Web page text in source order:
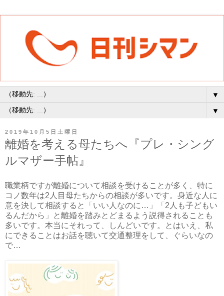
▼
▼
2019年10月5日土曜日
離婚を考える母たちへ『プレ・シング
ルマザー手帖』
職業柄ですが離婚について相談を受けることが多く、特に
コノ数年は2人目母たちからの相談が多いです。身近な人に
意を決して相談すると「いい人なのに…」「2人も子どもい
るんだから」と離婚を踏みとどまるよう説得されることも
多いです。本当にそれって、しんどいです。とはいえ、私
にできることはお話を聴いて交通整理をして、ぐらいなの
で…